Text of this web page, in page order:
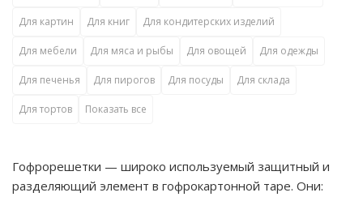
Для картин Для книг Для кондитерских изделий
Для мебели Для мяса и рыбы Для овощей Для одежды
Для печенья Для пирогов Для посуды Для склада
Для тортов Показать все
Гофрорешетки — широко используемый защитный и
разделяющий элемент в гофрокартонной таре. Они: